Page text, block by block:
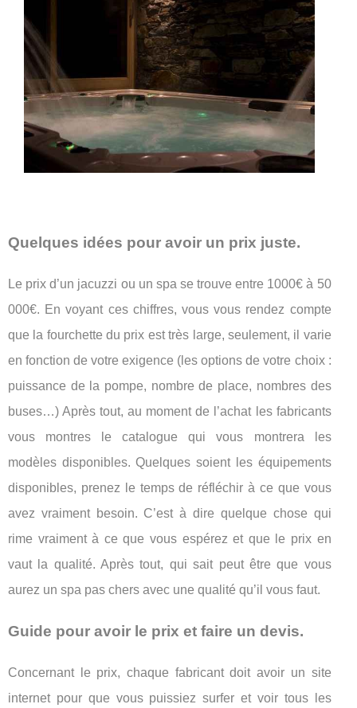
Quelques idées pour avoir un prix juste.
Le prix d’un jacuzzi ou un spa se trouve entre 1000€ à 50
000€. En voyant ces chiffres, vous vous rendez compte
que la fourchette du prix est très large, seulement, il varie
en fonction de votre exigence (les options de votre choix :
puissance de la pompe, nombre de place, nombres des
buses…) Après tout, au moment de l’achat les fabricants
vous montres le catalogue qui vous montrera les
modèles disponibles. Quelques soient les équipements
disponibles, prenez le temps de réfléchir à ce que vous
avez vraiment besoin. C’est à dire quelque chose qui
rime vraiment à ce que vous espérez et que le prix en
vaut la qualité. Après tout, qui sait peut être que vous
aurez un spa pas chers avec une qualité qu’il vous faut.
Guide pour avoir le prix et faire un devis.
Concernant le prix, chaque fabricant doit avoir un site
internet pour que vous puissiez surfer et voir tous les